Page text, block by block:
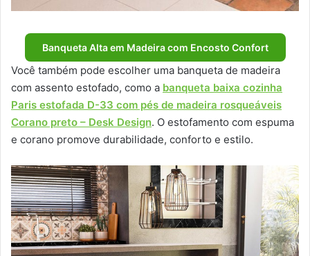
Banqueta Alta em Madeira com Encosto Confort
Você também pode escolher uma banqueta de madeira
com assento estofado, como a banqueta baixa cozinha
Paris estofada D-33 com pés de madeira rosqueáveis
Corano preto – Desk Design. O estofamento com espuma
e corano promove durabilidade, conforto e estilo.